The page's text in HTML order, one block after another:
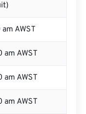
AWST
am AWST
am AWST
am AWST